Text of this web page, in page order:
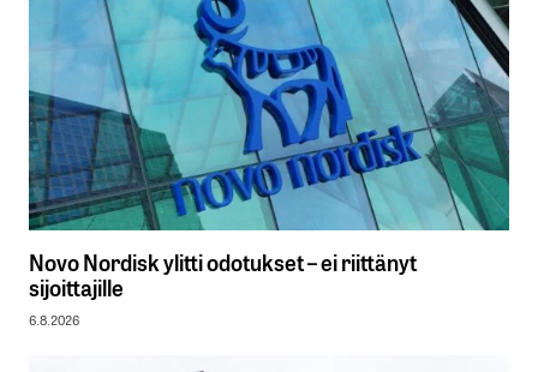
Novo Nordisk ylitti odotukset – ei riittänyt
sijoittajille
6.8.2026